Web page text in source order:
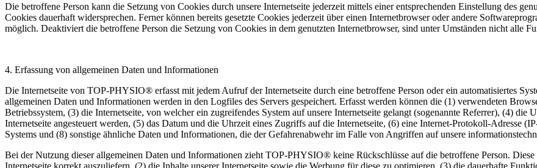
Die betroffene Person kann die Setzung von Cookies durch unsere Internetseite jederzeit mittels einer entsprechenden Einstellung des
Cookies dauerhaft widersprechen. Ferner können bereits gesetzte Cookies jederzeit über einen Internetbrowser oder andere
möglich. Deaktiviert die betroffene Person die Setzung von Cookies in dem genutzten Internetbrowser, sind unter Umständen nicht alle
4. Erfassung von allgemeinen Daten und Informationen
Die Internetseite von TOP-PHYSIO® erfasst mit jedem Aufruf der Internetseite durch eine betroffene Person oder ein automatisiertes
allgemeinen Daten und Informationen werden in den Logfiles des Servers gespeichert. Erfasst werden können die (1) verwendeten
Betriebssystem, (3) die Internetseite, von welcher ein zugreifendes System auf unsere Internetseite gelangt (sogenannte Referrer), (4) die
Internetseite angesteuert werden, (5) das Datum und die Uhrzeit eines Zugriffs auf die Internetseite, (6) eine Internet-Protokoll-Adresse
Systems und (8) sonstige ähnliche Daten und Informationen, die der Gefahrenabwehr im Falle von Angriffen auf unsere
Bei der Nutzung dieser allgemeinen Daten und Informationen zieht TOP-PHYSIO® keine Rückschlüsse auf die betroffene Person.
Internetseite korrekt auszuliefern, (2) die Inhalte unserer Internetseite sowie die Werbung für diese zu optimieren, (3) die dauerhafte